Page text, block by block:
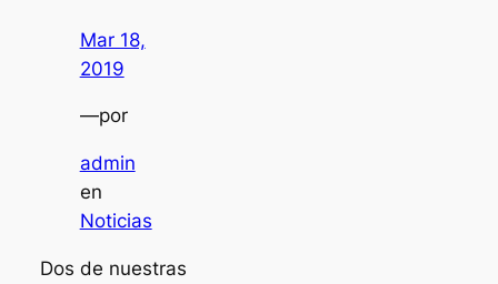
Mar 18,
2019
—por
admin
en
Noticias
Dos de nuestras